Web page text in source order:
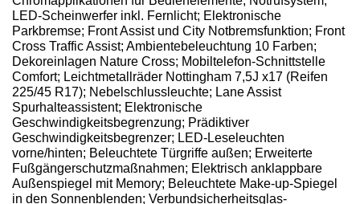
LED-Scheinwerfer inkl. Fernlicht; Elektronische
Parkbremse; Front Assist und City Notbremsfunktion; Front
Cross Traffic Assist; Ambientebeleuchtung 10 Farben;
Dekoreinlagen Nature Cross; Mobiltelefon-Schnittstelle
Comfort; Leichtmetallräder Nottingham 7,5J x17 (Reifen
225/45 R17); Nebelschlussleuchte; Lane Assist
Spurhalteassistent; Elektronische
Geschwindigkeitsbegrenzung; Prädiktiver
Geschwindigkeitsbegrenzer; LED-Leseleuchten
vorne/hinten; Beleuchtete Türgriffe außen; Erweiterte
Fußgängerschutzmaßnahmen; Elektrisch anklappbare
Außenspiegel mit Memory; Beleuchtete Make-up-Spiegel
in den Sonnenblenden; Verbundsicherheitsglas-